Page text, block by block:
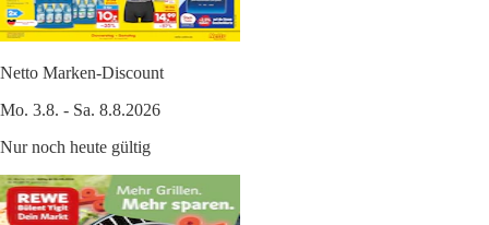
Netto Marken-Discount
Mo. 3.8. - Sa. 8.8.2026
Nur noch heute gültig